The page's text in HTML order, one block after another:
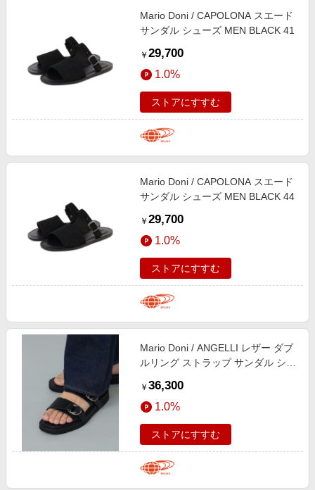
Mario Doni / CAPOLONA スエード
サンダル シューズ MEN BLACK 41
￥ 29,700
1.0%
ストアにすすむ
Mario Doni / CAPOLONA スエード
サンダル シューズ MEN BLACK 44
￥ 29,700
1.0%
ストアにすすむ
Mario Doni / ANGELLI レザー ダブ
ルリング ストラップ サンダル シュ
￥ 36,300
1.0%
ストアにすすむ